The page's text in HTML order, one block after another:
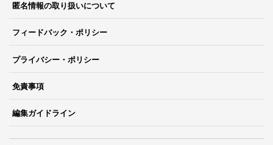
匿名情報の取り扱いについて
フィードバック・ポリシー
プライバシー・ポリシー
免責事項
編集ガイドライン